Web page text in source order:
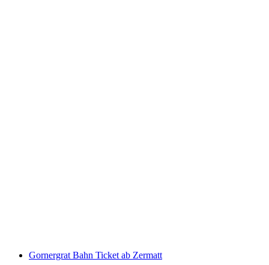
Gornergrat Bahn Ticket ab Zermatt